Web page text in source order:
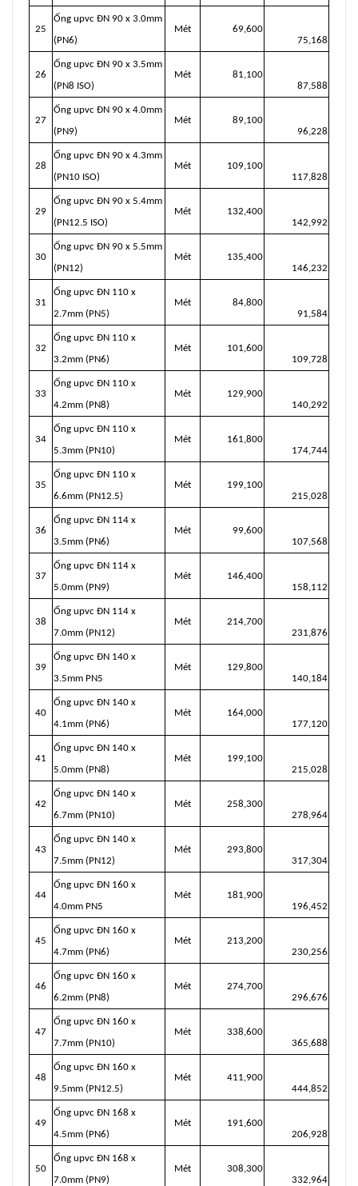
25
Ống upvc ĐN 90 x 3.0mm
(PN6)
Mét
69,600
75,168
26
Ống upvc ĐN 90 x 3.5mm
(PN8 ISO)
Mét
81,100
87,588
27
Ống upvc ĐN 90 x 4.0mm
(PN9)
Mét
89,100
96,228
28
Ống upvc ĐN 90 x 4.3mm
(PN10 ISO)
Mét
109,100
117,828
29
Ống upvc ĐN 90 x 5.4mm
(PN12.5 ISO)
Mét
132,400
142,992
30
Ống upvc ĐN 90 x 5.5mm
(PN12)
Mét
135,400
146,232
31
Ống upvc ĐN 110 x
2.7mm (PN5)
Mét
84,800
91,584
32
Ống upvc ĐN 110 x
3.2mm (PN6)
Mét
101,600
109,728
33
Ống upvc ĐN 110 x
4.2mm (PN8)
Mét
129,900
140,292
34
Ống upvc ĐN 110 x
5.3mm (PN10)
Mét
161,800
174,744
35
Ống upvc ĐN 110 x
6.6mm (PN12.5)
Mét
199,100
215,028
36
Ống upvc ĐN 114 x
3.5mm (PN6)
Mét
99,600
107,568
37
Ống upvc ĐN 114 x
5.0mm (PN9)
Mét
146,400
158,112
38
Ống upvc ĐN 114 x
7.0mm (PN12)
Mét
214,700
231,876
39
Ống upvc ĐN 140 x
3.5mm PN5
Mét
129,800
140,184
40
Ống upvc ĐN 140 x
4.1mm (PN6)
Mét
164,000
177,120
41
Ống upvc ĐN 140 x
5.0mm (PN8)
Mét
199,100
215,028
42
Ống upvc ĐN 140 x
6.7mm (PN10)
Mét
258,300
278,964
43
Ống upvc ĐN 140 x
7.5mm (PN12)
Mét
293,800
317,304
44
Ống upvc ĐN 160 x
4.0mm PN5
Mét
181,900
196,452
45
Ống upvc ĐN 160 x
4.7mm (PN6)
Mét
213,200
230,256
46
Ống upvc ĐN 160 x
6.2mm (PN8)
Mét
274,700
296,676
47
Ống upvc ĐN 160 x
7.7mm (PN10)
Mét
338,600
365,688
48
Ống upvc ĐN 160 x
9.5mm (PN12.5)
Mét
411,900
444,852
49
Ống upvc ĐN 168 x
4.5mm (PN6)
Mét
191,600
206,928
50
Ống upvc ĐN 168 x
7.0mm (PN9)
Mét
308,300
332,964